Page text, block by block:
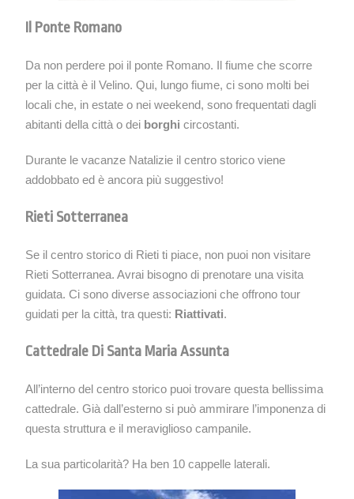
Il Ponte Romano
Da non perdere poi il ponte Romano. Il fiume che scorre
per la città è il Velino. Qui, lungo fiume, ci sono molti bei
locali che, in estate o nei weekend, sono frequentati dagli
abitanti della città o dei borghi circostanti.
Durante le vacanze Natalizie il centro storico viene
addobbato ed è ancora più suggestivo!
Rieti Sotterranea
Se il centro storico di Rieti ti piace, non puoi non visitare
Rieti Sotterranea. Avrai bisogno di prenotare una visita
guidata. Ci sono diverse associazioni che offrono tour
guidati per la città, tra questi: Riattivati.
Cattedrale Di Santa Maria Assunta
All’interno del centro storico puoi trovare questa bellissima
cattedrale. Già dall’esterno si può ammirare l’imponenza di
questa struttura e il meraviglioso campanile.
La sua particolarità? Ha ben 10 cappelle laterali.